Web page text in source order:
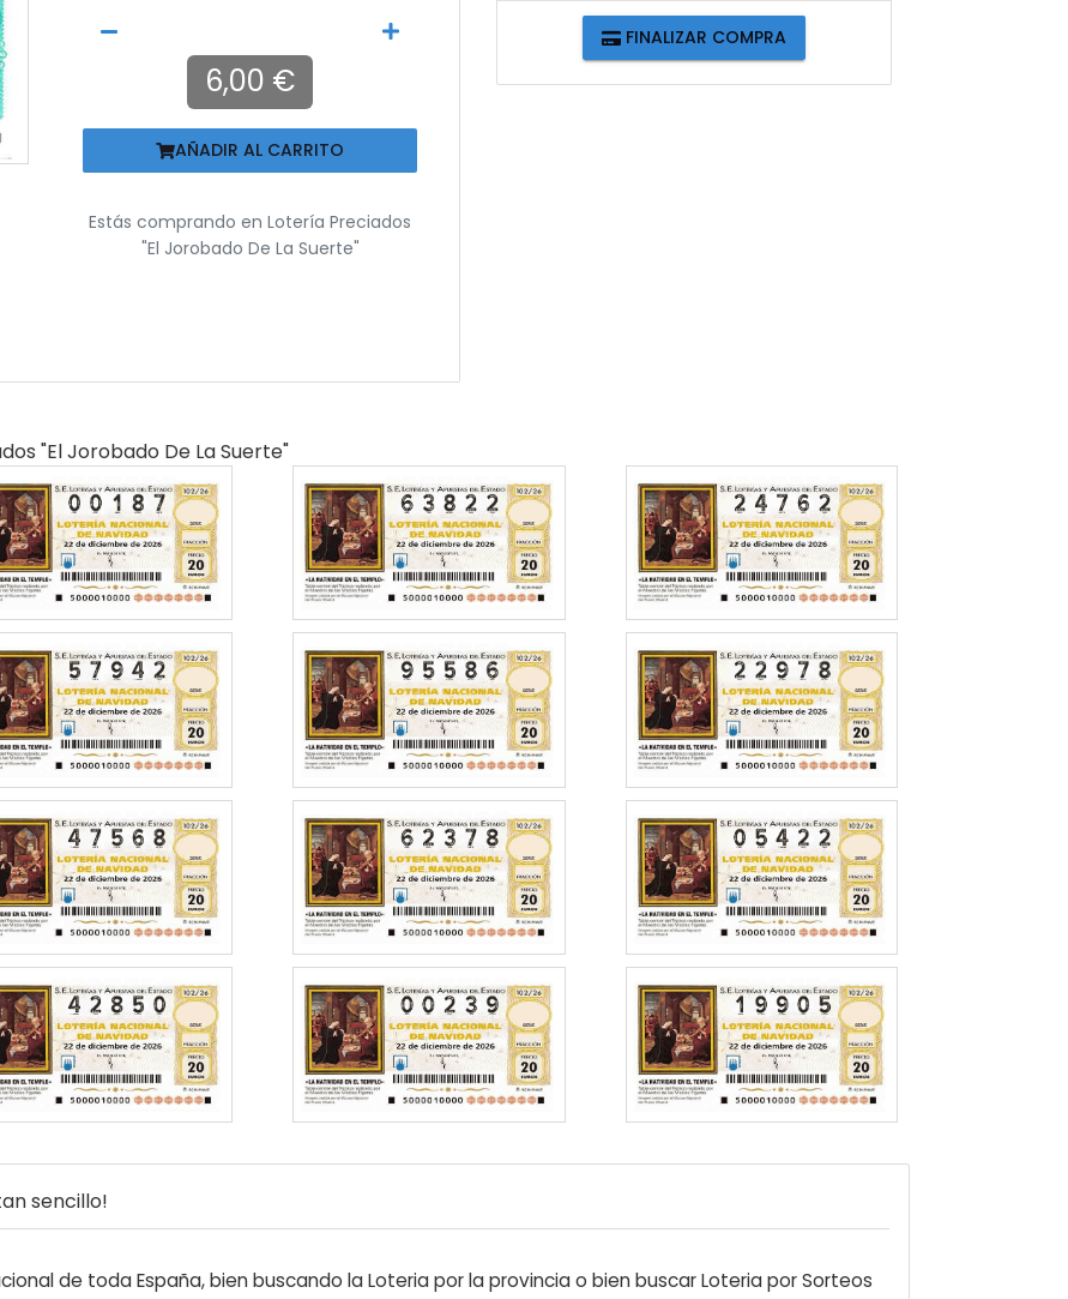
6,00 €
AÑADIR AL CARRITO
Estás comprando en Lotería Preciados
"el Jorobado De La Suerte"
FINALIZAR COMPRA
"el Jorobado De La Suerte"
sencillo!
de toda España, bien buscando la Loteria por la provincia o bien buscar Loteria por Sorteos